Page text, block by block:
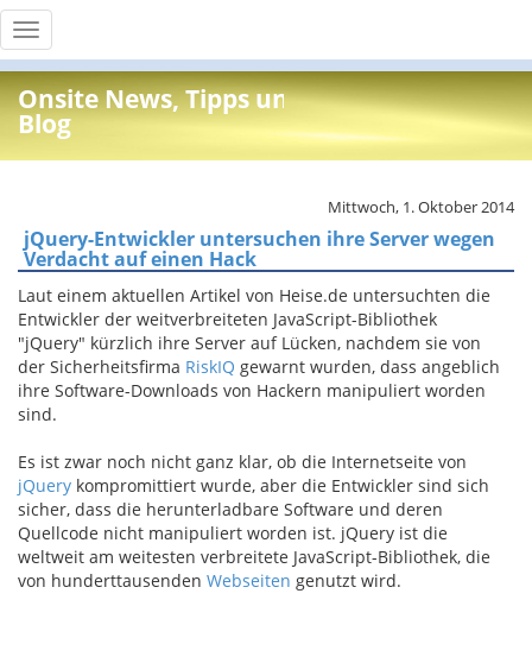
Toggle
navigation
Onsite News, Tipps und Info
Blog
Mittwoch, 1. Oktober 2014
jQuery-Entwickler untersuchen ihre Server wegen
Verdacht auf einen Hack
Laut einem aktuellen Artikel von Heise.de untersuchten die
Entwickler der weitverbreiteten JavaScript-Bibliothek
"jQuery" kürzlich ihre Server auf Lücken, nachdem sie von
der Sicherheitsfirma RiskIQ gewarnt wurden, dass angeblich
ihre Software-Downloads von Hackern manipuliert worden
sind.
Es ist zwar noch nicht ganz klar, ob die Internetseite von
jQuery kompromittiert wurde, aber die Entwickler sind sich
sicher, dass die herunterladbare Software und deren
Quellcode nicht manipuliert worden ist. jQuery ist die
weltweit am weitesten verbreitete JavaScript-Bibliothek, die
von hunderttausenden Webseiten genutzt wird.